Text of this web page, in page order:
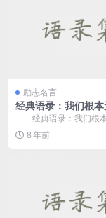
励志名言
经典语录：我们根本
时间，我们浪费的其
经典语录：我们根本
时间，我们浪费的其实
己 1、团队的效...
8 年前